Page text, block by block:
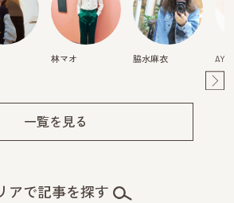
林マオ 脇水麻衣
一覧を見る
アで記事を探す